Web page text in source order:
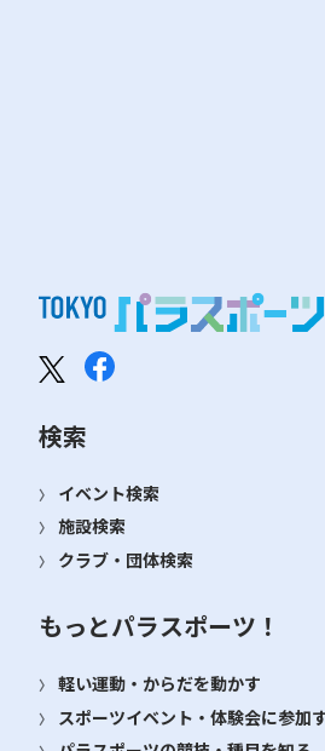
検索
イベント検索
施設検索
クラブ・団体検索
もっとパラスポーツ！
軽い運動・からだを動かす
スポーツイベント・体験会に参加